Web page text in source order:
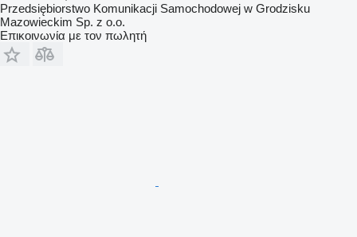
Przedsiębiorstwo Komunikacji Samochodowej w Grodzisku
Mazowieckim Sp. z o.o.
Επικοινωνία με τον πωλητή